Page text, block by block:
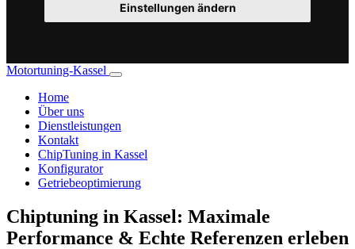
Einstellungen ändern
Motortuning-Kassel
Home
Über uns
Dienstleistungen
Kontakt
ChipTuning in Kassel
Konfigurator
Getriebeoptimierung
Chiptuning in Kassel: Maximale
Performance & Echte Referenzen erleben